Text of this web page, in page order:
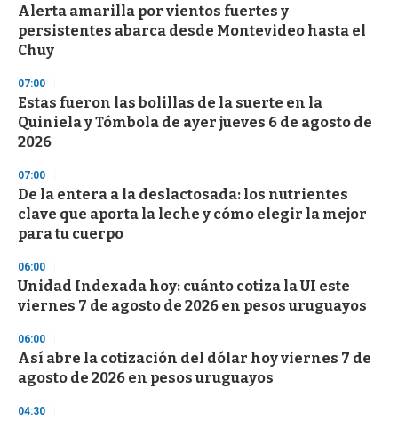
Alerta amarilla por vientos fuertes y
persistentes abarca desde Montevideo hasta el
Chuy
07:00
Estas fueron las bolillas de la suerte en la
Quiniela y Tómbola de ayer jueves 6 de agosto de
2026
07:00
De la entera a la deslactosada: los nutrientes
clave que aporta la leche y cómo elegir la mejor
para tu cuerpo
06:00
Unidad Indexada hoy: cuánto cotiza la UI este
viernes 7 de agosto de 2026 en pesos uruguayos
06:00
Así abre la cotización del dólar hoy viernes 7 de
agosto de 2026 en pesos uruguayos
04:30